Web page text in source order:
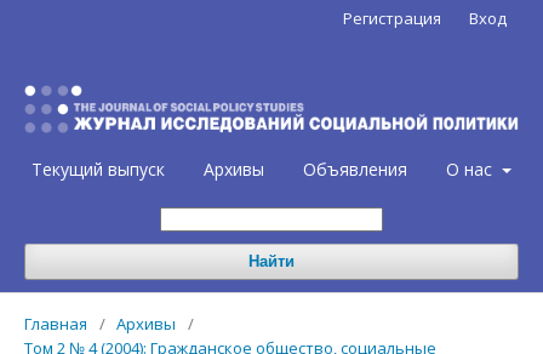
Текущий выпуск Архивы Объявления О нас
Найти
Регистрация Вход
Главная / Архивы
/
Том 2 № 4 (2004): Гражданское общество, социальные